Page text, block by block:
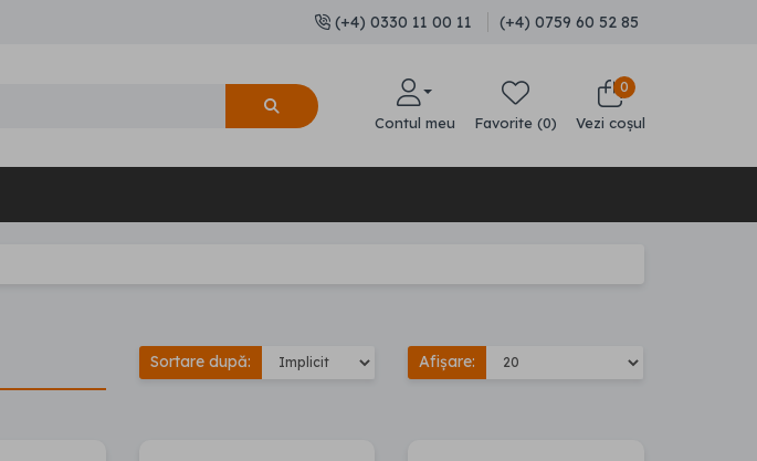
(+4) 0330 11 00 11 (+4) 0759 60 52 85
Contul meu Favorite (0)
0
Vezi coșul
Sortare după: Afișare: